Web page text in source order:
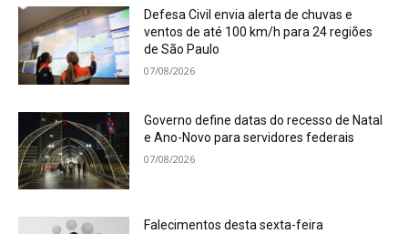
Defesa Civil envia alerta de chuvas e
ventos de até 100 km/h para 24 regiões
de São Paulo
07/08/2026
Governo define datas do recesso de Natal
e Ano-Novo para servidores federais
07/08/2026
Falecimentos desta sexta-feira